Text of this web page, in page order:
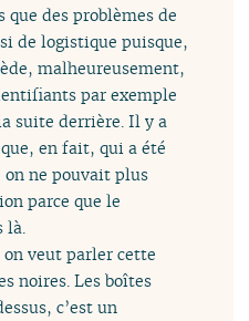
que des problèmes de
de logistique puisque,
malheureusement,
par exemple
suite derrière. Il y a
en fait, qui a été
on ne pouvait plus
parce que le
veut parler cette
noires. Les boîtes
c’est un